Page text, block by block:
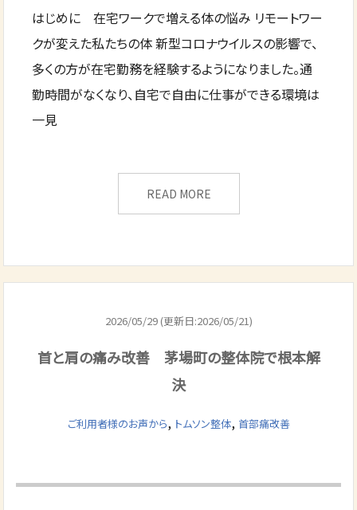
はじめに 在宅ワークで増える体の悩み リモートワー
クが変えた私たちの体 新型コロナウイルスの影響で、
多くの方が在宅勤務を経験するようになりました。通
勤時間がなくなり、自宅で自由に仕事ができる環境は
一見
READ MORE
2026/05/29 (更新日:2026/05/21)
首と肩の痛み改善 茅場町の整体院で根本解
決
ご利用者様のお声から, トムソン整体, 首部痛改善